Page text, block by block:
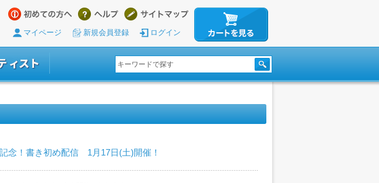
マイページ 新規会員登録 ログイン
念！書き初め配信 1月17日(土)開催！